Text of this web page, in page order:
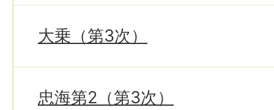
大乗（第3次）
忠海第2（第3次）